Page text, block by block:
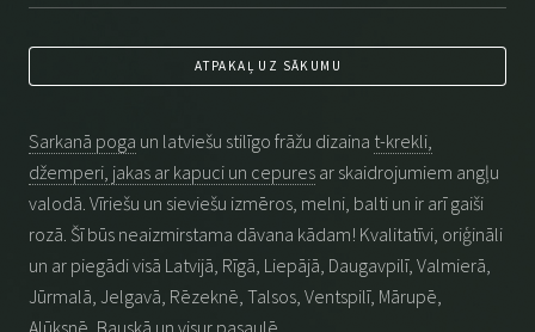
ATPAKAĻ UZ SĀKUMU
Sarkanā poga un latviešu stilīgo frāžu dizaina t-krekli,
džemperi, jakas ar kapuci un cepures ar skaidrojumiem angļu
valodā. Vīriešu un sieviešu izmēros, melni, balti un ir arī gaiši
rozā. Šī būs neaizmirstama dāvana kādam! Kvalitatīvi, oriģināli
un ar piegādi visā Latvijā, Rīgā, Liepājā, Daugavpilī, Valmierā,
Jūrmalā, Jelgavā, Rēzeknē, Talsos, Ventspilī, Mārupē,
Alūksnē, Bauskā un visur pasaulē.